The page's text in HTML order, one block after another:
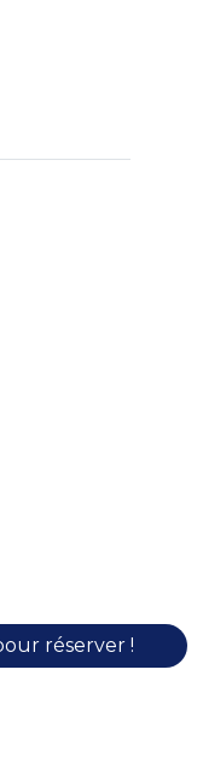
réserver !